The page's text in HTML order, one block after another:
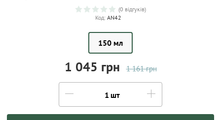
(0 відгуків)
Код: AN42
150 мл
1 045 грн 1 161 грн
шт